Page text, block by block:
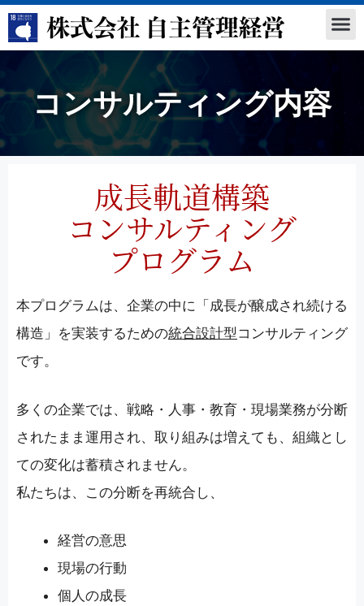
コンサルティング内容
成長軌道構築
コンサルティング
プログラム
本プログラムは、企業の中に「成長が醸成され続ける
構造」を実装するための統合設計型コンサルティング
です。
多くの企業では、戦略・人事・教育・現場業務が分断
されたまま運用され、取り組みは増えても、組織とし
ての変化は蓄積されません。
私たちは、この分断を再統合し、
経営の意思
現場の行動
個人の成長